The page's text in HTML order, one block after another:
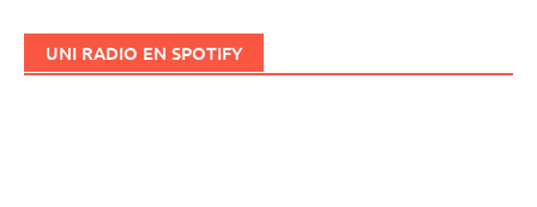
UNI RADIO EN SPOTIFY